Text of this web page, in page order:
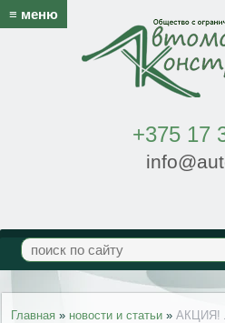
≡ меню
+375 17
Главная » новости и статьи » АКЦИЯ!